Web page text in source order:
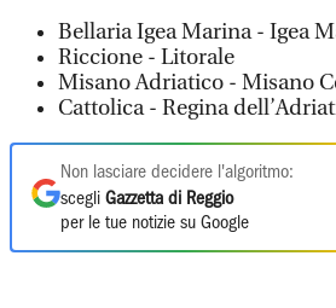
Bellaria Igea Marina - Igea
Riccione - Litorale
Misano Adriatico - Misano
Cattolica - Regina
Non lasciare decidere l'algoritmo:
scegli Gazzetta di Reggio
per le tue notizie su Google